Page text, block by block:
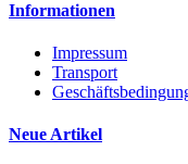
Informationen
Impressum
Transport
Neue Artikel